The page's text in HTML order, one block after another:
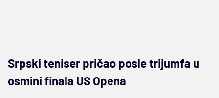
Srpski teniser pričao posle trijumfa u
osmini finala US Opena